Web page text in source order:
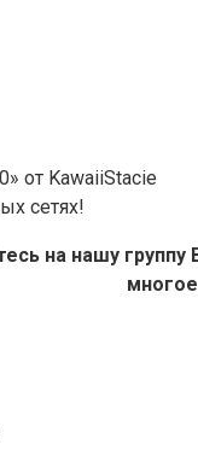
от KawaiiStacie
сетях!
на нашу